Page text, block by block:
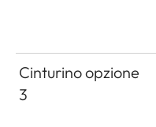
Cinturino opzione
3